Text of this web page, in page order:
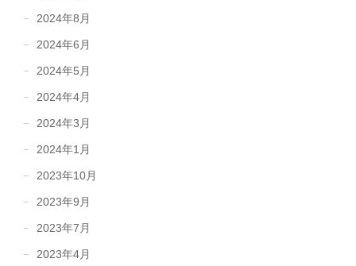
2024年8月
2024年6月
2024年5月
2024年4月
2024年3月
2024年1月
2023年10月
2023年9月
2023年7月
2023年4月